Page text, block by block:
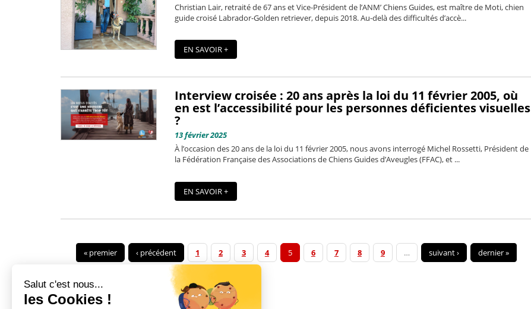
Christian Lair, retraité de 67 ans et Vice-Président de l’ANM’ Chiens Guides, est maître de Moti, chien
guide croisé Labrador-Golden retriever, depuis 2018. Au-delà des difficultés d’accè...
EN SAVOIR +
Interview croisée : 20 ans après la loi du 11 février 2005, où
en est l’accessibilité pour les personnes déficientes visuelles
?
13 février 2025
À l’occasion des 20 ans de la loi du 11 février 2005, nous avons interrogé Michel Rossetti, Président de
la Fédération Française des Associations de Chiens Guides d’Aveugles (FFAC), et ...
EN SAVOIR +
« premier ‹ précédent 1 2 3 4 5 6 7 8 9 … suivant › dernier »
Salut c'est nous...
les Cookies !